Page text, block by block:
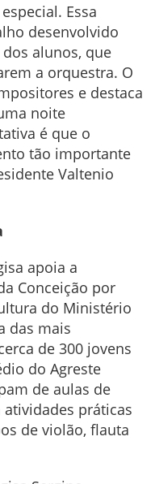
Essa
desenvolvido
alunos, que
a orquestra. O
e destaca
noite
é que o
tão importante
Valtenio
apoia a
Conceição por
do Ministério
das mais
de 300 jovens
do Agreste
de aulas de
práticas
de violão, flauta